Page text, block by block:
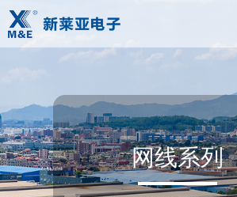
网线系列